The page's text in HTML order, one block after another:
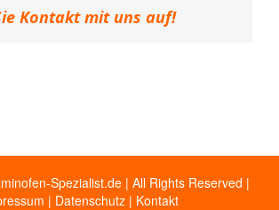
Kontakt mit uns auf!
Spezialist.de | All Rights Reserved |
| Datenschutz | Kontakt